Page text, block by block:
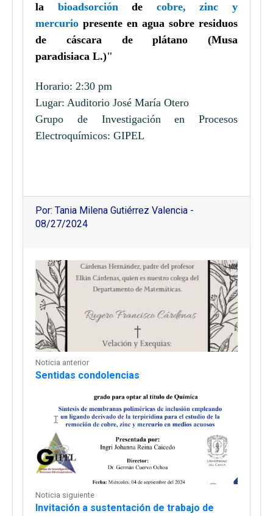
la bioadsorción de
cobre, zinc y
mercurio presente en agua sobre residuos
de cáscara de plátano (Musa
paradisiaca L.)"
Horario: 2:30 pm
Lugar: Auditorio José María Otero
Grupo de Investigación en Procesos
Electroquímicos: GIPEL
Por: Tania Milena Gutiérrez Valencia -
08/27/2024
Noticia anterior
Sentidas condolencias
Noticia siguiente
Invitación a sustentación de trabajo de